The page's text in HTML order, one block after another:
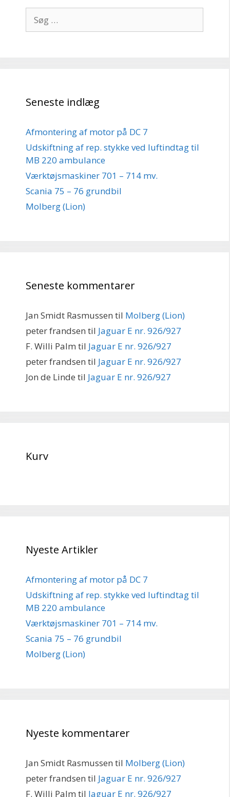
efter:
Seneste indlæg
Afmontering af motor på DC 7
Udskiftning af rep. stykke ved luftindtag til
MB 220 ambulance
Værktøjsmaskiner 701 – 714 mv.
Scania 75 – 76 grundbil
Molberg (Lion)
Seneste kommentarer
Jan Smidt Rasmussen til Molberg (Lion)
peter frandsen til Jaguar E nr. 926/927
F. Willi Palm til Jaguar E nr. 926/927
peter frandsen til Jaguar E nr. 926/927
Jon de Linde til Jaguar E nr. 926/927
Kurv
Nyeste Artikler
Afmontering af motor på DC 7
Udskiftning af rep. stykke ved luftindtag til
MB 220 ambulance
Værktøjsmaskiner 701 – 714 mv.
Scania 75 – 76 grundbil
Molberg (Lion)
Nyeste kommentarer
Jan Smidt Rasmussen til Molberg (Lion)
peter frandsen til Jaguar E nr. 926/927
F. Willi Palm til Jaguar E nr. 926/927